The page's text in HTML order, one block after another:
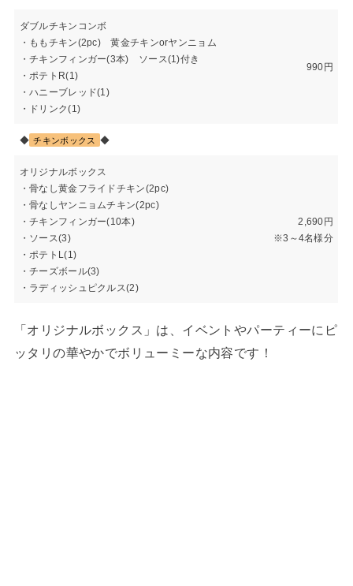
ダブルチキンコンボ
・ももチキン(2pc) 黄金チキンorヤンニョム
・チキンフィンガー(3本) ソース(1)付き
・ポテトR(1)
・ハニーブレッド(1)
・ドリンク(1)
990円
◆ チキンボックス ◆
オリジナルボックス
・骨なし黄金フライドチキン(2pc)
・骨なしヤンニョムチキン(2pc)
・チキンフィンガー(10本)
・ソース(3)
・ポテトL(1)
・チーズボール(3)
・ラディッシュピクルス(2)
2,690円
※3～4名様分
「オリジナルボックス」は、イベントやパーティーにピ
ッタリの華やかでボリューミーな内容です！